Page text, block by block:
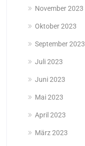
November 2023
Oktober 2023
September 2023
Juli 2023
Juni 2023
Mai 2023
April 2023
März 2023